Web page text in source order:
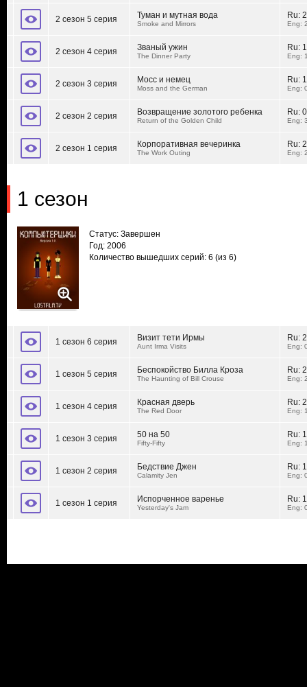
2 сезон 5 серия Туман и мутная вода
Smoke and Mirrors
Ru:
Eng:
2 сезон 4 серия Званый ужин
The Dinner Party
Ru:
Eng:
2 сезон 3 серия Мосс и немец
Moss and the German
Ru:
Eng:
2 сезон 2 серия Возвращение золотого ребенка
Return of the Golden Child
Ru:
Eng:
2 сезон 1 серия Корпоративная вечеринка
The Work Outing
Ru:
Eng:
1 сезон
Статус: Завершен
Год: 2006
Количество вышедших серий: 6 (из 6)
1 сезон 6 серия Визит тети Ирмы
Aunt Irma Visits
Ru:
Eng:
1 сезон 5 серия Беспокойство Билла Кроза
The Haunting of Bill Crouse
Ru:
Eng:
1 сезон 4 серия Красная дверь
The Red Door
Ru:
Eng:
1 сезон 3 серия 50 на 50
Fifty-Fifty
Ru:
Eng:
1 сезон 2 серия Бедствие Джен
Calamity Jen
Ru:
Eng:
1 сезон 1 серия Испорченное варенье
Yesterday's Jam
Ru:
Eng: